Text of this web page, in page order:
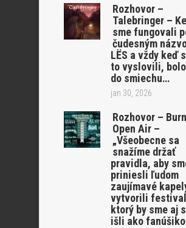
Rozhovor –
Talebringer –
sme fungovali
čudesným
LËS a vždy keď
to vyslovili,
do smiechu…
jan 30, 2026
Rozhovor –
Open Air –
„Všeobecne sa
snažíme držať
pravidla, aby
priniesli ľudom
zaujímavé
vytvorili
ktorý by sme aj
išli ako